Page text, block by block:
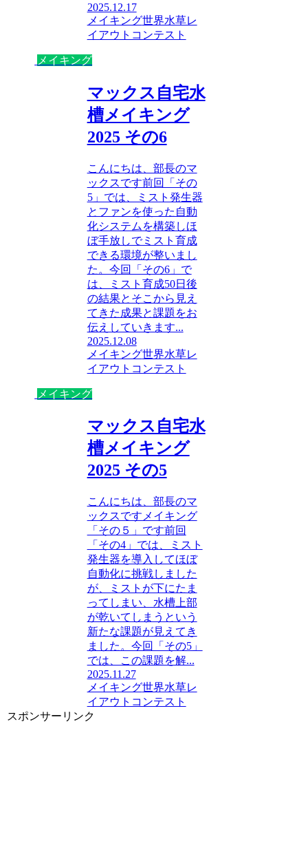
2025.12.17
メイキング世界水草レ
イアウトコンテスト
メイキング
マックス自宅水
槽メイキング
2025 その6
こんにちは、部長のマ
ックスです前回「その
5」では、ミスト発生器
とファンを使った自動
化システムを構築しほ
ぼ手放しでミスト育成
できる環境が整いまし
た。今回「その6」で
は、ミスト育成50日後
の結果とそこから見え
てきた成果と課題をお
伝えしていきます...
2025.12.08
メイキング世界水草レ
イアウトコンテスト
メイキング
マックス自宅水
槽メイキング
2025 その5
こんにちは、部長のマ
ックスですメイキング
「その５」です前回
「その4」では、ミスト
発生器を導入してほぼ
自動化に挑戦しました
が、ミストが下にたま
ってしまい、水槽上部
が乾いてしまうという
新たな課題が見えてき
ました。今回「その5」
では、この課題を解...
2025.11.27
メイキング世界水草レ
イアウトコンテスト
スポンサーリンク